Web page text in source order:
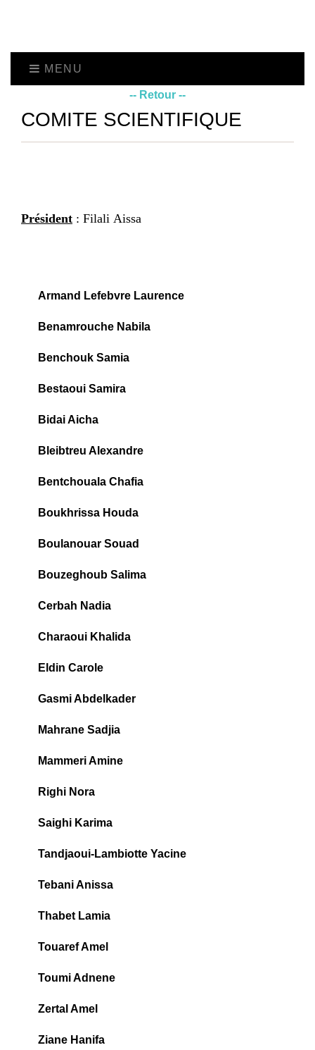
MENU
-- Retour --
COMITE SCIENTIFIQUE
Président : Filali Aissa
Armand Lefebvre Laurence
Benamrouche Nabila
Benchouk Samia
Bestaoui Samira
Bidai Aicha
Bleibtreu Alexandre
Bentchouala Chafia
Boukhrissa Houda
Boulanouar Souad
Bouzeghoub Salima
Cerbah Nadia
Charaoui Khalida
Eldin Carole
Gasmi Abdelkader
Mahrane Sadjia
Mammeri Amine
Righi Nora
Saighi Karima
Tandjaoui-Lambiotte Yacine
Tebani Anissa
Thabet Lamia
Touaref Amel
Toumi Adnene
Zertal Amel
Ziane Hanifa